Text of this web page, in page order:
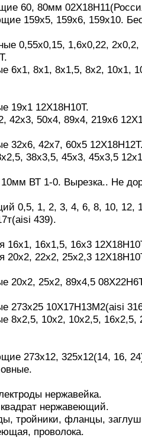
60, 80мм
159х5, 159х6, 159х10.
0,55х0,15, 1,6х0,22,
6х1, 8х1, 8х1,5, 8х2, 10х1,
19х1 12Х18Н10Т.
42х3, 50х4, 89х4, 219х6
32х6, 42х7, 60х5
38х3,5, 45х3, 45х3,5
ВТ 1-0. Вырезка.. Не
0,5, 1, 2, 3, 4, 6, 8, 10, 12,
439).
16х1, 16х1,5, 16х3
20х2, 22х2, 25х2,3
20х2, 25х2, 89х4,5
273х25 10Х17Н13М2(aisi
8х2,5, 10х2, 10х2,5, 16х2,5,
273х12, 325х12(14, 16,
нержавейка.
нержавеющий.
тройники, фланцы,
проволока.